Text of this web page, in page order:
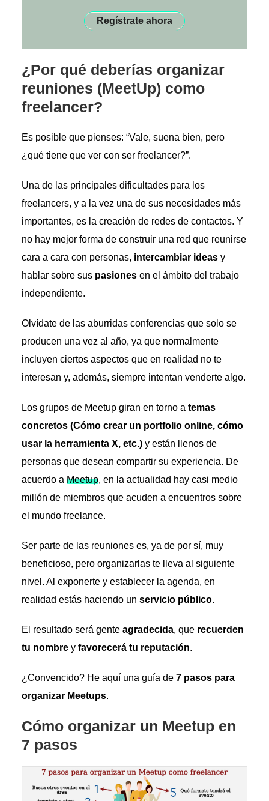
Regístrate ahora
¿Por qué deberías organizar
reuniones (MeetUp) como
freelancer?
Es posible que pienses: “Vale, suena bien, pero
¿qué tiene que ver con ser freelancer?”.
Una de las principales dificultades para los
freelancers, y a la vez una de sus necesidades más
importantes, es la creación de redes de contactos. Y
no hay mejor forma de construir una red que reunirse
cara a cara con personas, intercambiar ideasy
hablar sobre sus pasionesen el ámbito del trabajo
independiente.
Olvídate de las aburridas conferencias que solo se
producen una vez al año, ya que normalmente
incluyen ciertos aspectos que en realidad no te
interesan y, además, siempre intentan venderte algo.
Los grupos de Meetup giran en torno a temas
concretos (Cómo crear un portfolio online, cómo
usar la herramienta X, etc.) y están llenos de
personas que desean compartir su experiencia. De
acuerdo a Meetup, en la actualidad hay casi medio
millón de miembros que acuden a encuentros sobre
el mundo freelance.
Ser parte de las reuniones es, ya de por sí, muy
beneficioso, pero organizarlas te lleva al siguiente
nivel. Al exponerte y establecer la agenda, en
realidad estás haciendo un servicio público.
El resultado será gente agradecida, que recuerden
tu nombrey favorecerá tu reputación.
¿Convencido? He aquí una guía de 7 pasos para
organizar Meetups.
Cómo organizar un Meetup en
7 pasos